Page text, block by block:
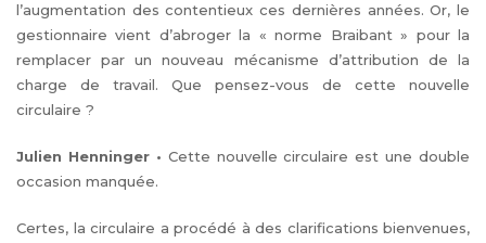
l’augmentation des contentieux ces dernières années. Or, le
gestionnaire vient d’abroger la « norme Braibant » pour la
remplacer par un nouveau mécanisme d’attribution de la
charge de travail. Que pensez-vous de cette nouvelle
circulaire ?
Julien Henninger • Cette nouvelle circulaire est une double
occasion manquée.
Certes, la circulaire a procédé à des clarifications bienvenues,